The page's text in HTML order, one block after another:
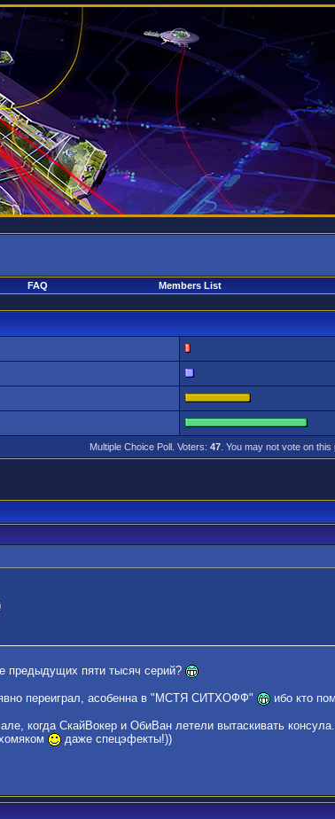
FAQ Members List
Multiple Choice Poll. Voters: 47 . You may not vote on this
предыдущих пяти тысяч серий?
переиграл, асобенна в "МСТЯ СИТХОФФ" ибо кто
когда СкайВокер и ОбиВан летели вытаскивать
даже спецэфекты!))